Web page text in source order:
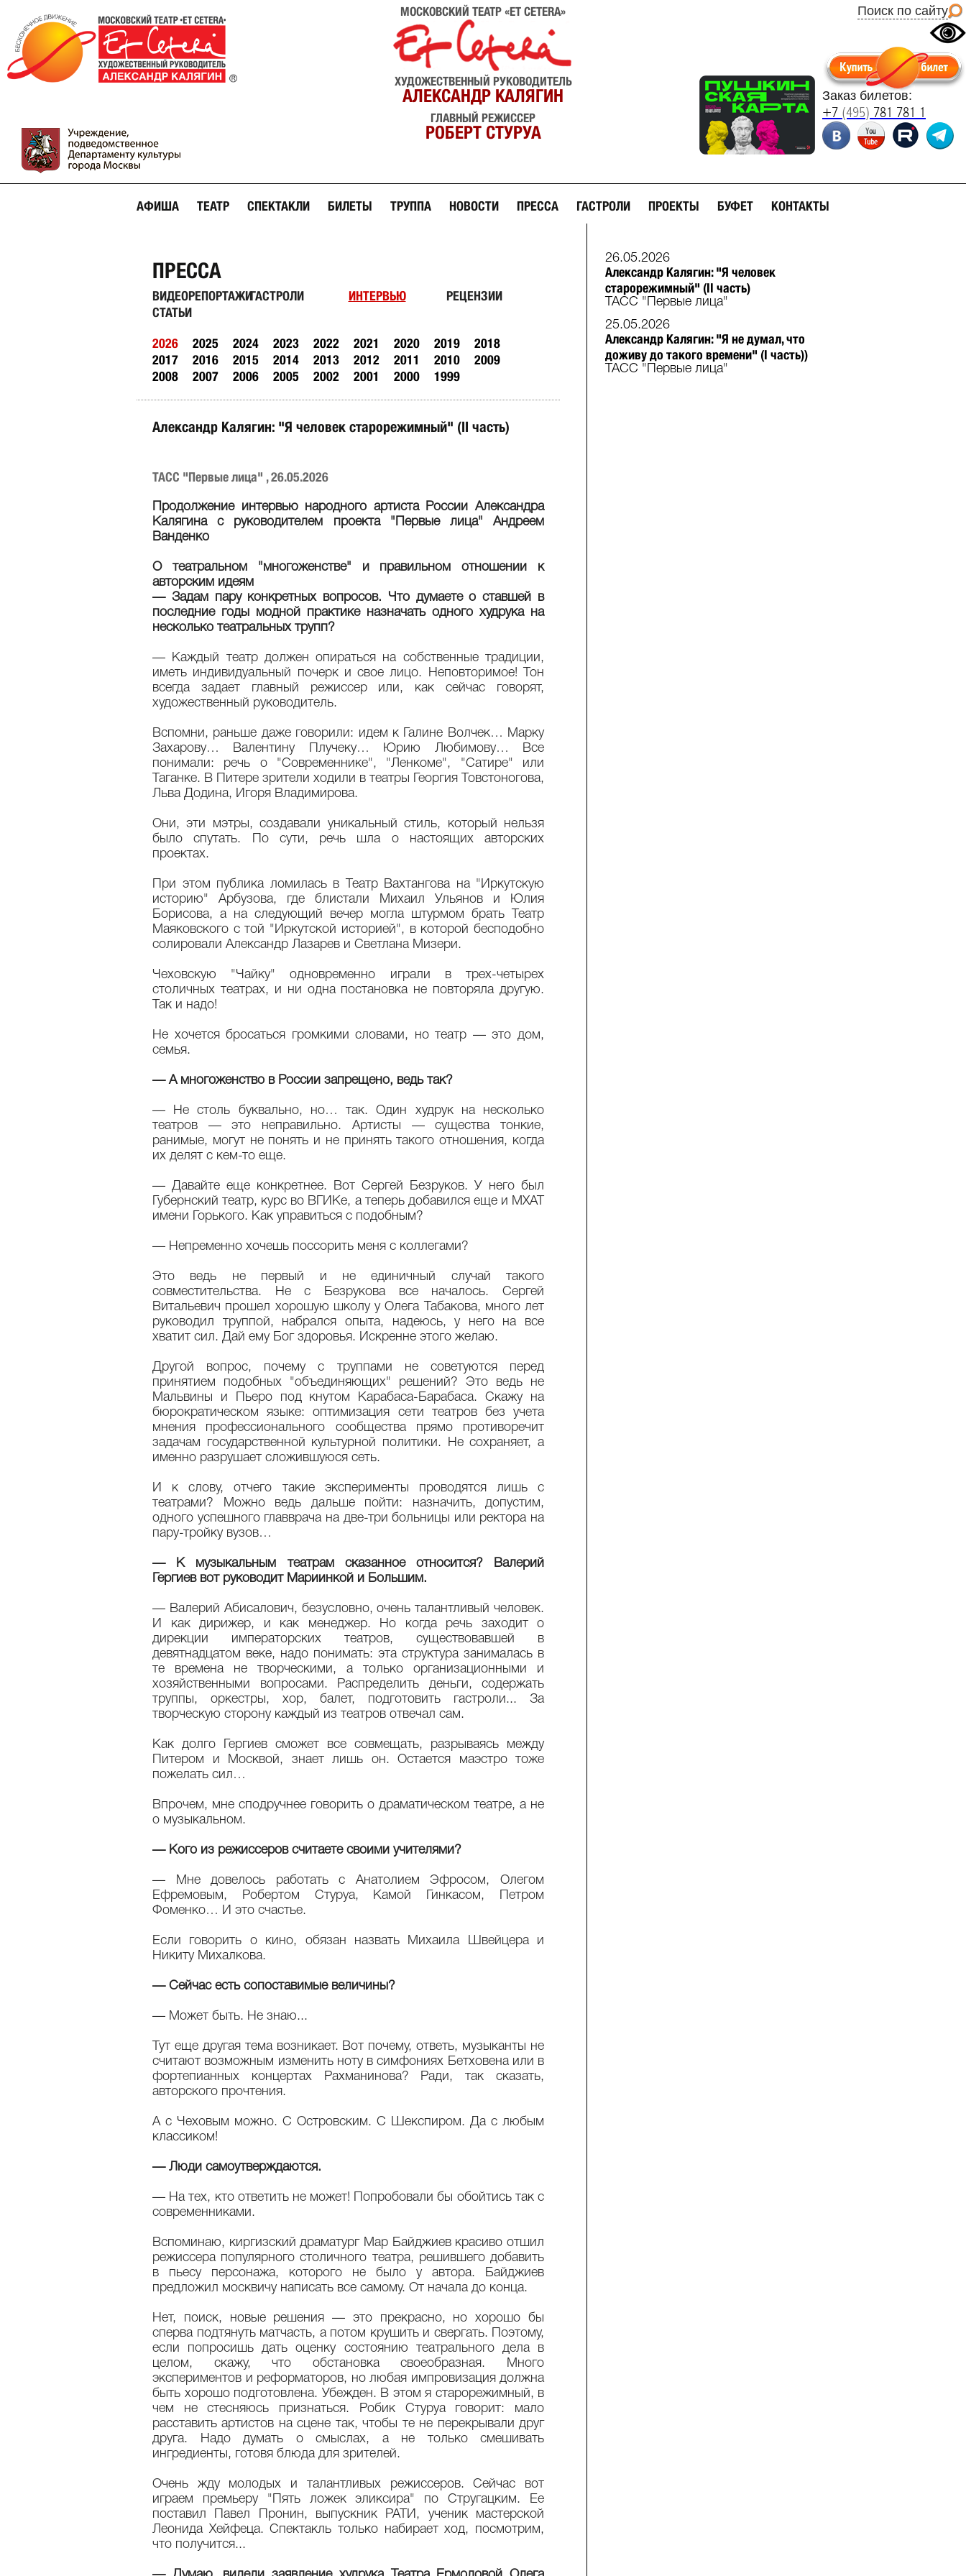
Поиск по сайту
Заказ билетов:
+7 (495) 781 781 1
МОСКОВСКИЙ ТЕАТР «ET CETERA»
ХУДОЖЕСТВЕННЫЙ РУКОВОДИТЕЛЬ
АЛЕКСАНДР КАЛЯГИН
ГЛАВНЫЙ РЕЖИССЕР
РОБЕРТ СТУРУА
АФИША ТЕАТР СПЕКТАКЛИ БИЛЕТЫ ТРУППА НОВОСТИ ПРЕССА ГАСТРОЛИ ПРОЕКТЫ БУФЕТ КОНТАКТЫ
26.05.2026
Александр Калягин: "Я человек
старорежимный" (II часть)
ТАСС "Первые лица"
25.05.2026
Александр Калягин: "Я не думал, что
доживу до такого времени" (I часть))
ТАСС "Первые лица"
ПРЕССА
ВИДЕОРЕПОРТАЖИГАСТРОЛИ ИНТЕРВЬЮ
РЕЦЕНЗИИ
СТАТЬИ
2026 2025 2024 2023 2022 2021 2020 2019
2018
2017
2016 2015 2014 2013 2012 2011 2010
2009
2008
2007 2006 2005 2002 2001 2000 1999
Александр Калягин: "Я человек старорежимный" (II часть)
ТАСС "Первые лица" , 26.05.2026
Продолжение интервью народного артиста России Александра
Калягина с руководителем проекта "Первые лица" Андреем
Ванденко
О театральном "многоженстве" и правильном отношении к
авторским идеям
— Задам пару конкретных вопросов. Что думаете о ставшей в
последние годы модной практике назначать одного худрука на
несколько театральных трупп?
— Каждый театр должен опираться на собственные традиции,
иметь индивидуальный почерк и свое лицо. Неповторимое! Тон
всегда задает главный режиссер или, как сейчас говорят,
художественный руководитель.
Вспомни, раньше даже говорили: идем к Галине Волчек… Марку
Захарову… Валентину Плучеку… Юрию Любимову… Все
понимали: речь о "Современнике", "Ленкоме", "Сатире" или
Таганке. В Питере зрители ходили в театры Георгия Товстоногова,
Льва Додина, Игоря Владимирова.
Они, эти мэтры, создавали уникальный стиль, который нельзя
было спутать. По сути, речь шла о настоящих авторских
проектах.
При этом публика ломилась в Театр Вахтангова на "Иркутскую
историю" Арбузова, где блистали Михаил Ульянов и Юлия
Борисова, а на следующий вечер могла штурмом брать Театр
Маяковского с той "Иркутской историей", в которой бесподобно
солировали Александр Лазарев и Светлана Мизери.
Чеховскую "Чайку" одновременно играли в трех-четырех
столичных театрах, и ни одна постановка не повторяла другую.
Так и надо!
Не хочется бросаться громкими словами, но театр — это дом,
семья.
— А многоженство в России запрещено, ведь так?
— Не столь буквально, но… так. Один худрук на несколько
театров — это неправильно. Артисты — существа тонкие,
ранимые, могут не понять и не принять такого отношения, когда
их делят с кем-то еще.
— Давайте еще конкретнее. Вот Сергей Безруков. У него был
Губернский театр, курс во ВГИКе, а теперь добавился еще и МХАТ
имени Горького. Как управиться с подобным?
— Непременно хочешь поссорить меня с коллегами?
Это ведь не первый и не единичный случай такого
совместительства. Не с Безрукова все началось. Сергей
Витальевич прошел хорошую школу у Олега Табакова, много лет
руководил труппой, набрался опыта, надеюсь, у него на все
хватит сил. Дай ему Бог здоровья. Искренне этого желаю.
Другой вопрос, почему с труппами не советуются перед
принятием подобных "объединяющих" решений? Это ведь не
Мальвины и Пьеро под кнутом Карабаса-Барабаса. Скажу на
бюрократическом языке: оптимизация сети театров без учета
мнения профессионального сообщества прямо противоречит
задачам государственной культурной политики. Не сохраняет, а
именно разрушает сложившуюся сеть.
И к слову, отчего такие эксперименты проводятся лишь с
театрами? Можно ведь дальше пойти: назначить, допустим,
одного успешного главврача на две-три больницы или ректора на
пару-тройку вузов…
— К музыкальным театрам сказанное относится? Валерий
Гергиев вот руководит Мариинкой и Большим.
— Валерий Абисалович, безусловно, очень талантливый человек.
И как дирижер, и как менеджер. Но когда речь заходит о
дирекции императорских театров, существовавшей в
девятнадцатом веке, надо понимать: эта структура занималась в
те времена не творческими, а только организационными и
хозяйственными вопросами. Распределить деньги, содержать
труппы, оркестры, хор, балет, подготовить гастроли... За
творческую сторону каждый из театров отвечал сам.
Как долго Гергиев сможет все совмещать, разрываясь между
Питером и Москвой, знает лишь он. Остается маэстро тоже
пожелать сил…
Впрочем, мне сподручнее говорить о драматическом театре, а не
о музыкальном.
— Кого из режиссеров считаете своими учителями?
— Мне довелось работать с Анатолием Эфросом, Олегом
Ефремовым, Робертом Стуруа, Камой Гинкасом, Петром
Фоменко… И это счастье.
Если говорить о кино, обязан назвать Михаила Швейцера и
Никиту Михалкова.
— Сейчас есть сопоставимые величины?
— Может быть. Не знаю...
Тут еще другая тема возникает. Вот почему, ответь, музыканты не
считают возможным изменить ноту в симфониях Бетховена или в
фортепианных концертах Рахманинова? Ради, так сказать,
авторского прочтения.
А с Чеховым можно. С Островским. С Шекспиром. Да с любым
классиком!
— Люди самоутверждаются.
— На тех, кто ответить не может! Попробовали бы обойтись так с
современниками.
Вспоминаю, киргизский драматург Мар Байджиев красиво отшил
режиссера популярного столичного театра, решившего добавить
в пьесу персонажа, которого не было у автора. Байджиев
предложил москвичу написать все самому. От начала до конца.
Нет, поиск, новые решения — это прекрасно, но хорошо бы
сперва подтянуть матчасть, а потом крушить и свергать. Поэтому,
если попросишь дать оценку состоянию театрального дела в
целом, скажу, что обстановка своеобразная. Много
экспериментов и реформаторов, но любая импровизация должна
быть хорошо подготовлена. Убежден. В этом я старорежимный, в
чем не стесняюсь признаться. Робик Стуруа говорит: мало
расставить артистов на сцене так, чтобы те не перекрывали друг
друга. Надо думать о смыслах, а не только смешивать
ингредиенты, готовя блюда для зрителей.
Очень жду молодых и талантливых режиссеров. Сейчас вот
играем премьеру "Пять ложек эликсира" по Стругацким. Ее
поставил Павел Пронин, выпускник РАТИ, ученик мастерской
Леонида Хейфеца. Спектакль только набирает ход, посмотрим,
что получится...